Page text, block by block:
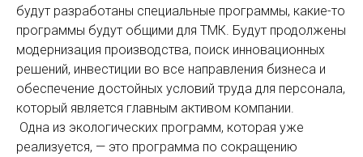
будут разработаны специальные программы, какие-то
программы будут общими для ТМК. Будут продолжены
модернизация производства, поиск инновационных
решений, инвестиции во все направления бизнеса и
обеспечение достойных условий труда для персонала,
который является главным активом компании.
Одна из экологических программ, которая уже
реализуется, — это программа по сокращению